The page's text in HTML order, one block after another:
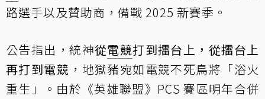
路選手以及贊助商，備戰 2025 新賽季。
公告指出，統神從電競打到擂台上，從擂台上
再打到電競 ，地獄豬宛如電競不死鳥將「浴火
重生」。由於《英雄聯盟》PCS 賽區明年合併